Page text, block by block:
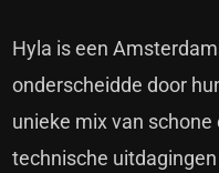
Hyla is een
onderscheidde door
unieke mix van
technische